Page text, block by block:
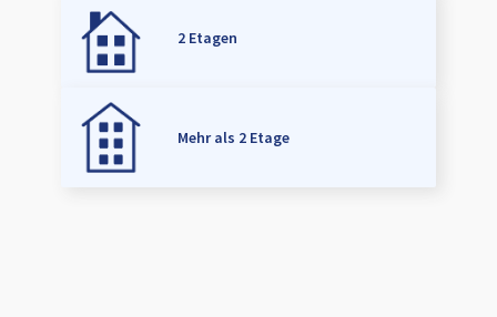
2 Etagen
Mehr als 2 Etage